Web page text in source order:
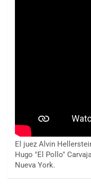
El juez Alvin
Hugo "El Pollo"
Nueva York.